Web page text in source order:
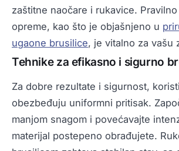
zaštitne naočare i rukavice.
opreme, kao što je objašnjeno u
ugaone brusilice, je vitalno za vašu
Tehnike za efikasno i sigurno
Za dobre rezultate i sigurnost,
obezbeđuju uniformni pritisak.
manjom snagom i povećavajte
materijal postepeno obrađujete.